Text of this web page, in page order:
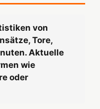
von
Tore,
Aktuelle
wie
oder